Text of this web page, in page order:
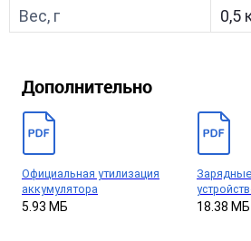
Вес, г
0,5
Дополнительно
Официальная утилизация
аккумулятора
5.93 МБ 18.38 МБ